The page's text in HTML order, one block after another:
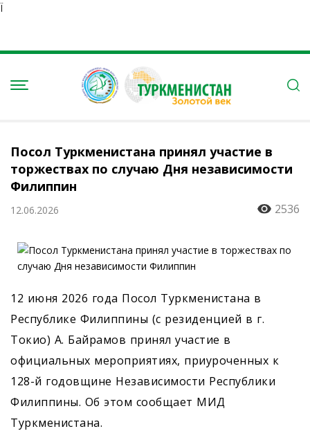
Ï
Посол Туркменистана принял участие в
торжествах по случаю Дня независимости
Филиппин
12.06.2026 2536
12 июня 2026 года Посол Туркменистана в
Республике Филиппины (с резиденцией в г.
Токио) А. Байрамов принял участие в
официальных мероприятиях, приуроченных к
128-й годовщине Независимости Республики
Филиппины. Об этом сообщает МИД
Туркменистана.